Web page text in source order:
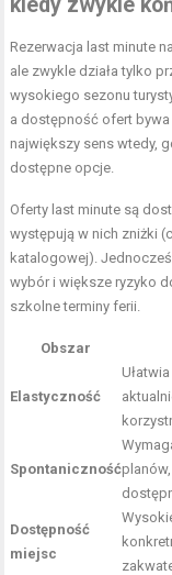
Rezerwacja last minute
ale zwykle działa tylko
wysokiego sezonu
a dostępność ofert
największy sens wtedy,
dostępne opcje.
Oferty last minute są
występują w nich zniżki
katalogowej).
wybór i większe ryzyko
szkolne terminy ferii.
Obszar
Elastyczność
Spontaniczność
Dostępność
miejsc